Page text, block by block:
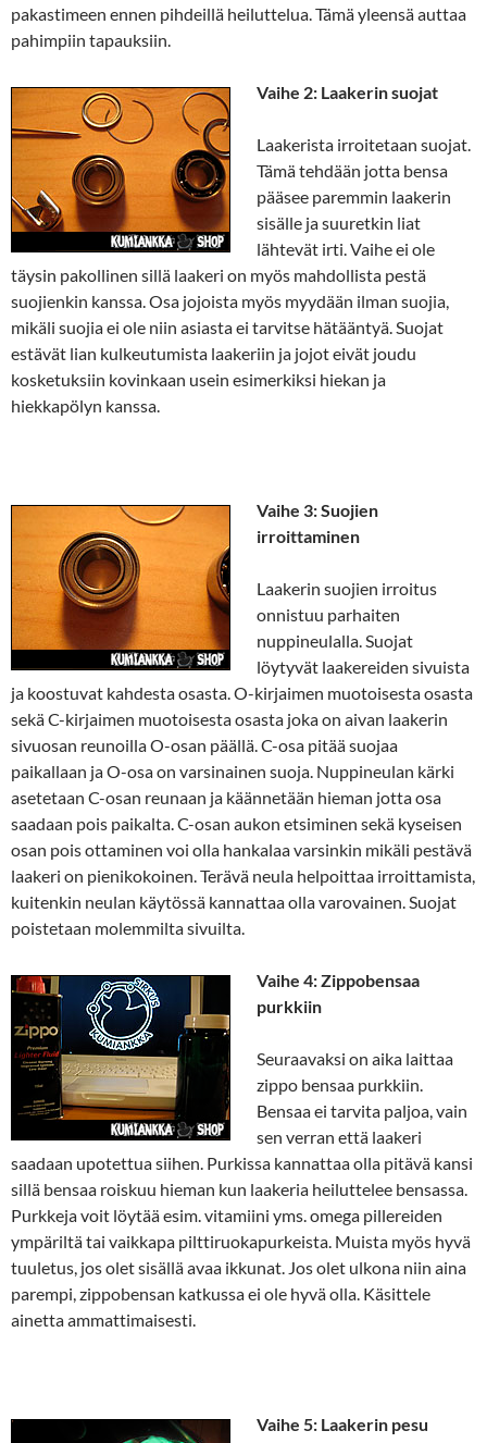
pakastimeen ennen pihdeillä heiluttelua. Tämä yleensä auttaa
pahimpiin tapauksiin.
Vaihe 2: Laakerin suojat
Laakerista irroitetaan suojat.
Tämä tehdään jotta bensa
pääsee paremmin laakerin
sisälle ja suuretkin liat
lähtevät irti. Vaihe ei ole
täysin pakollinen sillä laakeri on myös mahdollista pestä
suojienkin kanssa. Osa jojoista myös myydään ilman suojia,
mikäli suojia ei ole niin asiasta ei tarvitse hätääntyä. Suojat
estävät lian kulkeutumista laakeriin ja jojot eivät joudu
kosketuksiin kovinkaan usein esimerkiksi hiekan ja
hiekkapölyn kanssa.
Vaihe 3: Suojien
irroittaminen
Laakerin suojien irroitus
onnistuu parhaiten
nuppineulalla. Suojat
löytyvät laakereiden sivuista
ja koostuvat kahdesta osasta. O-kirjaimen muotoisesta osasta
sekä C-kirjaimen muotoisesta osasta joka on aivan laakerin
sivuosan reunoilla O-osan päällä. C-osa pitää suojaa
paikallaan ja O-osa on varsinainen suoja. Nuppineulan kärki
asetetaan C-osan reunaan ja käännetään hieman jotta osa
saadaan pois paikalta. C-osan aukon etsiminen sekä kyseisen
osan pois ottaminen voi olla hankalaa varsinkin mikäli pestävä
laakeri on pienikokoinen. Terävä neula helpoittaa irroittamista,
kuitenkin neulan käytössä kannattaa olla varovainen. Suojat
poistetaan molemmilta sivuilta.
Vaihe 4: Zippobensaa
purkkiin
Seuraavaksi on aika laittaa
zippo bensaa purkkiin.
Bensaa ei tarvita paljoa, vain
sen verran että laakeri
saadaan upotettua siihen. Purkissa kannattaa olla pitävä kansi
sillä bensaa roiskuu hieman kun laakeria heiluttelee bensassa.
Purkkeja voit löytää esim. vitamiini yms. omega pillereiden
ympäriltä tai vaikkapa pilttiruokapurkeista. Muista myös hyvä
tuuletus, jos olet sisällä avaa ikkunat. Jos olet ulkona niin aina
parempi, zippobensan katkussa ei ole hyvä olla. Käsittele
ainetta ammattimaisesti.
Vaihe 5: Laakerin pesu